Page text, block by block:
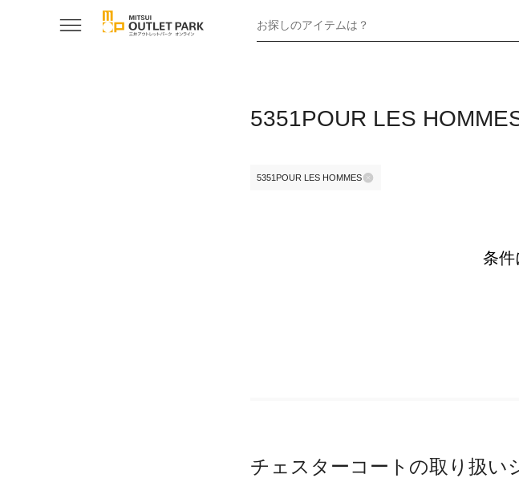
お探しのアイテムは？
5351POUR LES
5351POUR LES HOMMES
条件
チェスターコートの取り扱い